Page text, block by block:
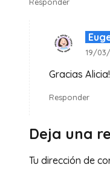
19/03/
Gracias
Responder
Deja una
Tu dirección de